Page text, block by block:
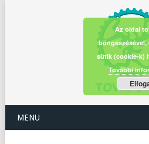
MENU
Az oldal
böngészésével,
sütik (cookie-k)
További